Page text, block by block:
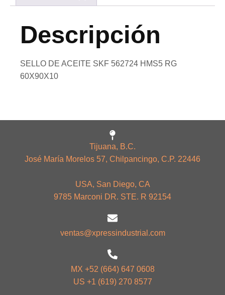
Descripción
SELLO DE ACEITE SKF 562724 HMS5 RG
60X90X10
Tijuana, B.C.
José María Morelos 57, Chilpancingo, C.P. 22446
USA, San Diego, CA
9785 Marconi DR. STE. R 92154
ventas@xpressindustrial.com
MX +52 (664) 647 0608
US +1 (619) 270 8577